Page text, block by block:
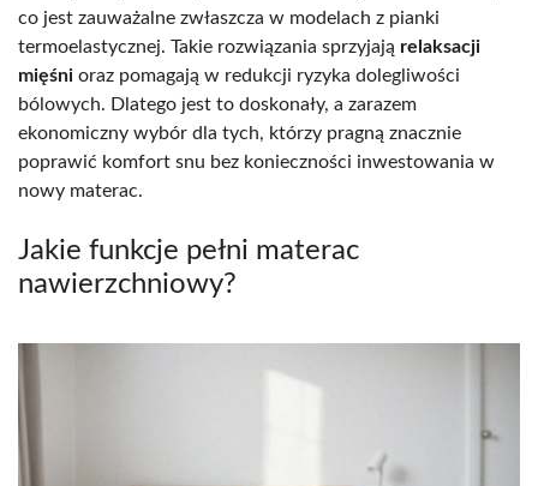
co jest zauważalne zwłaszcza w modelach z pianki
termoelastycznej. Takie rozwiązania sprzyjają relaksacji
mięśni oraz pomagają w redukcji ryzyka dolegliwości
bólowych. Dlatego jest to doskonały, a zarazem
ekonomiczny wybór dla tych, którzy pragną znacznie
poprawić komfort snu bez konieczności inwestowania w
nowy materac.
Jakie funkcje pełni materac
nawierzchniowy?